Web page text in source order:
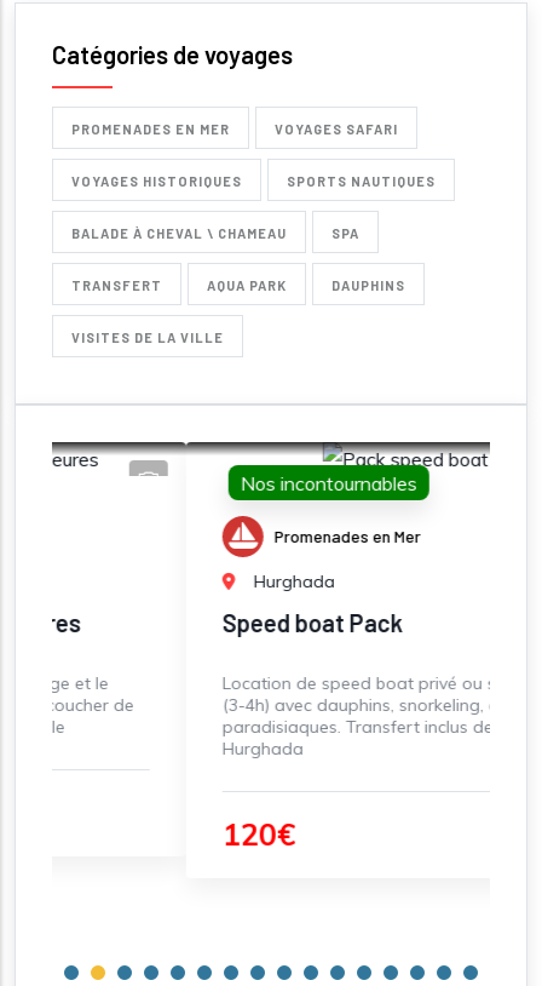
Catégories de voyages
PROMENADES EN MER VOYAGES SAFARI
VOYAGES HISTORIQUES SPORTS NAUTIQUES
BALADE À CHEVAL \ CHAMEAU SPA
TRANSFERT AQUA PARK DAUPHINS
VISITES DE LA VILLE
Nos incontournables
Promenades en Mer
Speed boat Pack
Location de speed boat privé ou semi-privé
(3-4h) avec dauphins, snorkeling, et îles
paradisiaques. Transfert inclus depuis